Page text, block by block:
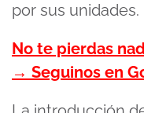
por sus unidades.
No te pierdas
→ Seguinos en